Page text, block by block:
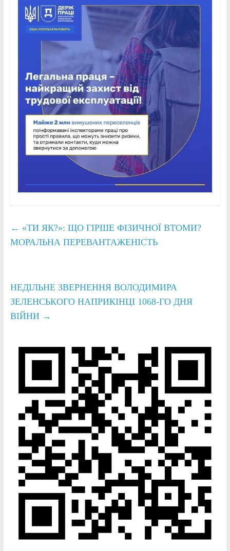
← «ТИ ЯК?»: ЩО ГІРШЕ ФІЗИЧНОЇ ВТОМИ?
МОРАЛЬНА ПЕРЕВАНТАЖЕНІСТЬ
НЕДІЛЬНЕ ЗВЕРНЕННЯ ВОЛОДИМИРА
ЗЕЛЕНСЬКОГО НАПРИКІНЦІ 1068-ГО ДНЯ
ВІЙНИ →